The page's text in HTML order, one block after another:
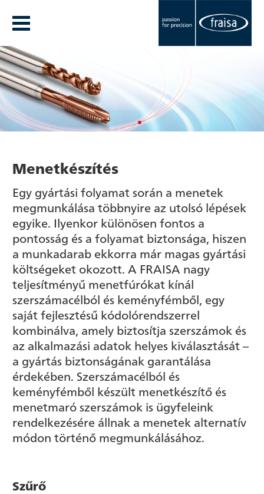
Menetkészítés
Egy gyártási folyamat során a menetek
megmunkálása többnyire az utolsó lépések
egyike. Ilyenkor különösen fontos a
pontosság és a folyamat biztonsága, hiszen
a munkadarab ekkorra már magas gyártási
költségeket okozott. A FRAISA nagy
teljesítményű menetfúrókat kínál
szerszámacélból és keményfémből, egy
saját fejlesztésű kódolórendszerrel
kombinálva, amely biztosítja szerszámok és
az alkalmazási adatok helyes kiválasztását –
a gyártás biztonságának garantálása
érdekében. Szerszámacélból és
keményfémből készült menetkészítő és
menetmaró szerszámok is ügyfeleink
rendelkezésére állnak a menetek alternatív
módon történő megmunkálásához.
Szűrő